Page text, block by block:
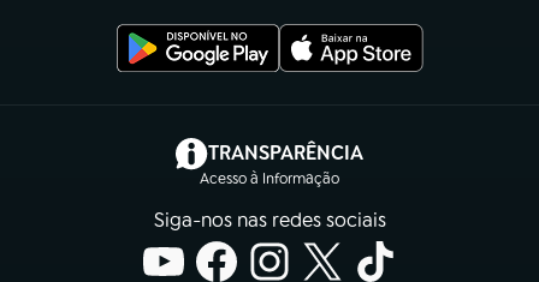
TRANSPARÊNCIA
Acesso à Informação
(abre em nova aba)
Siga-nos nas redes sociais